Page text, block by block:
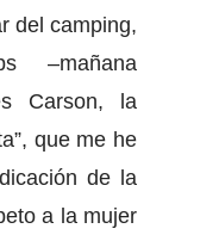
del camping,
–mañana
Carson, la
que me he
de la
a la mujer